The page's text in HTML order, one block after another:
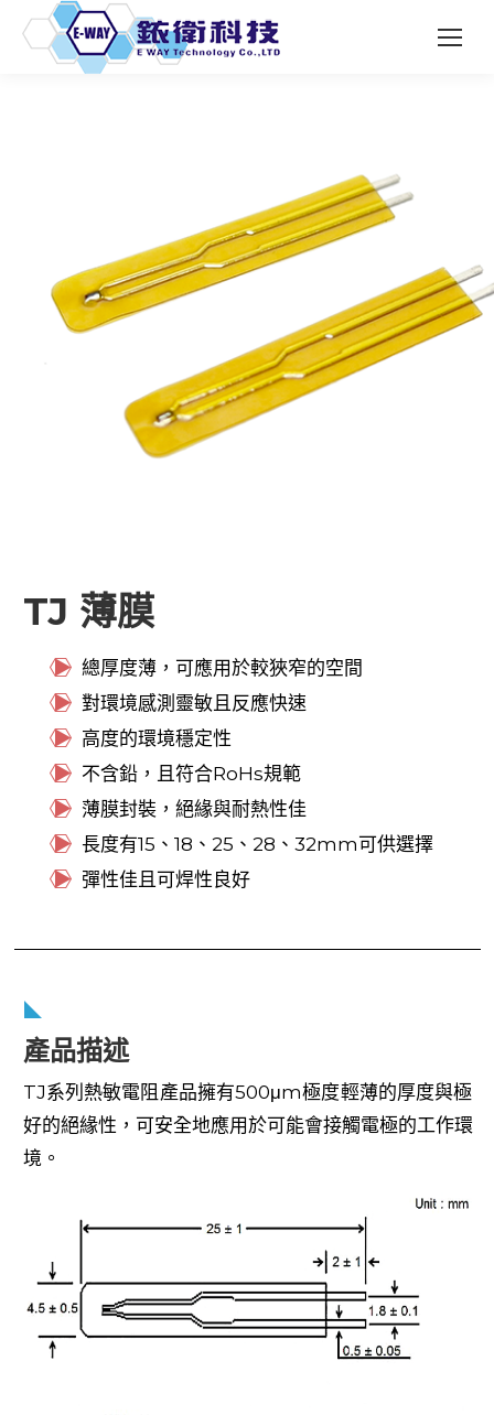
TJ 薄膜
總厚度薄，可應用於較狹窄的空間
對環境感測靈敏且反應快速
高度的環境穩定性
不含鉛，且符合RoHs規範
薄膜封裝，絕緣與耐熱性佳
長度有15、18、25、28、32mm可供選擇
彈性佳且可焊性良好
產品描述
TJ系列熱敏電阻產品擁有500μm極度輕薄的厚度與極
好的絕緣性，可安全地應用於可能會接觸電極的工作環
境。